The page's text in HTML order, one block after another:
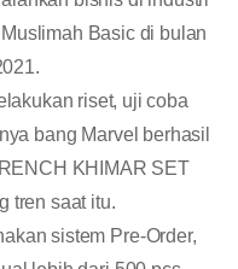
Basic di bulan
riset, uji coba
bang Marvel berhasil
KHIMAR SET
tren saat itu.
sistem Pre-Order,